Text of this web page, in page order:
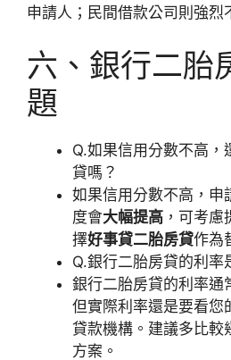
申請人；民間借款公司則強烈
六、銀行二胎
題
Q.如果信用分數不高，
貸嗎？
如果信用分數不高，申
度會大幅提高 ，可考
擇好事貸二胎房貸作為
Q.銀行二胎房貸的利率
銀行二胎房貸的利率通
但實際利率還是要看您
貸款機構。建議多比較
方案。